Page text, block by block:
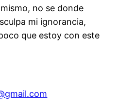
no se donde
mi ignorancia,
que estoy con este